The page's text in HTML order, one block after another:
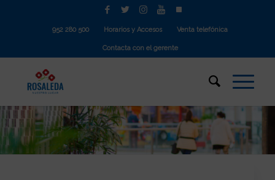
952 280 500 Horarios y Accesos Venta telefónica
Contacta con el gerente